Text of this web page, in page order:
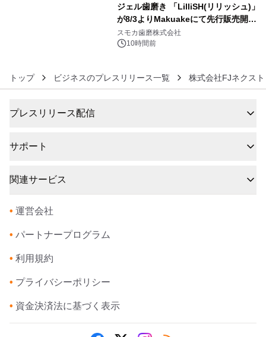
ジェル歯磨き 「LilliSH(リリッシュ)」
が8/3よりMakuakeにて先行販売開
始！
スモカ歯磨株式会社
10時間前
トップ ビジネスのプレスリリース一覧 株式会社FJネクスト
プレスリリース配信
サポート
関連サービス
• 運営会社
• パートナープログラム
• 利用規約
• プライバシーポリシー
• 資金決済法に基づく表示